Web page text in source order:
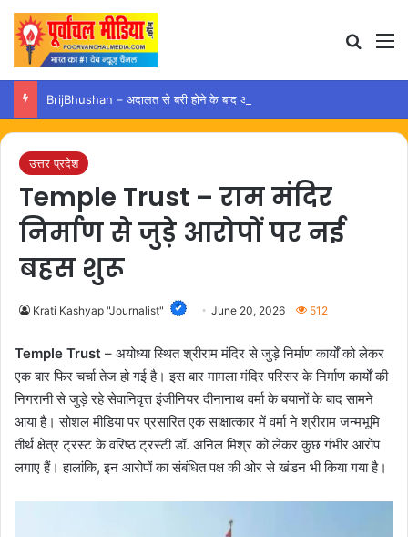
उत्तर प्रदेश
Temple Trust – राम मंदिर
निर्माण से जुड़े आरोपों पर नई
बहस शुरू
Krati Kashyap "Journalist" June 20, 2026 512
Temple Trust – अयोध्या स्थित श्रीराम मंदिर से जुड़े निर्माण कार्यों को लेकर
एक बार फिर चर्चा तेज हो गई है। इस बार मामला मंदिर परिसर के निर्माण कार्यों की
निगरानी से जुड़े रहे सेवानिवृत्त इंजीनियर दीनानाथ वर्मा के बयानों के बाद सामने
आया है। सोशल मीडिया पर प्रसारित एक साक्षात्कार में वर्मा ने श्रीराम जन्मभूमि
तीर्थ क्षेत्र ट्रस्ट के वरिष्ठ ट्रस्टी डॉ. अनिल मिश्र को लेकर कुछ गंभीर आरोप
लगाए हैं। हालांकि, इन आरोपों का संबंधित पक्ष की ओर से खंडन भी किया गया है।